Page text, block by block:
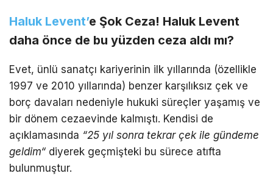
Haluk Levent’e Şok Ceza! Haluk Levent
daha önce de bu yüzden ceza aldı mı?
Evet, ünlü sanatçı kariyerinin ilk yıllarında (özellikle
1997 ve 2010 yıllarında) benzer karşılıksız çek ve
borç davaları nedeniyle hukuki süreçler yaşamış ve
bir dönem cezaevinde kalmıştı. Kendisi de
açıklamasında “25 yıl sonra tekrar çek ile gündeme
geldim“ diyerek geçmişteki bu sürece atıfta
bulunmuştur.